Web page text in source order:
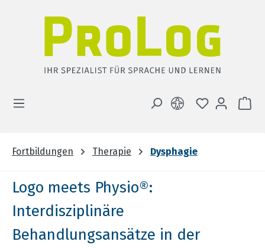
DU HAST 0
Fortbildungen Therapie Dysphagie
Logo meets Physio®:
Interdisziplinäre
Behandlungsansätze in der